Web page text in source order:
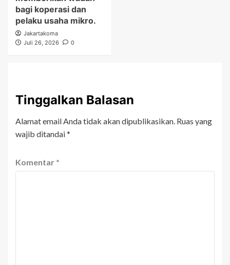
bagi koperasi dan
pelaku usaha mikro.
Jakartakoma
Juli 26, 2026
0
Tinggalkan Balasan
Alamat email Anda tidak akan dipublikasikan. Ruas yang
wajib ditandai*
Komentar *